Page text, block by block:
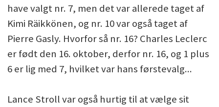
have valgt nr. 7, men det var allerede taget af
Kimi Räikkönen, og nr. 10 var også taget af
Pierre Gasly. Hvorfor så nr. 16? Charles Leclerc
er født den 16. oktober, derfor nr. 16, og 1 plus
6 er lig med 7, hvilket var hans førstevalg...
Lance Stroll var også hurtig til at vælge sit